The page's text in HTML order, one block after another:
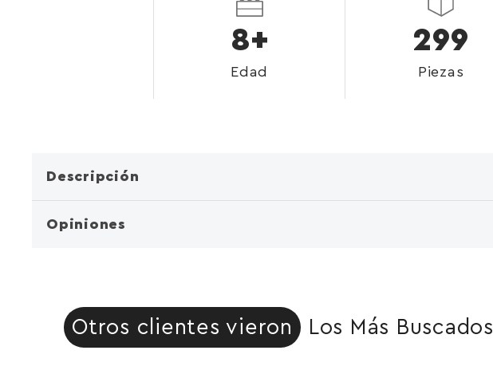
8+
Edad
299
Piezas
Descripción
Opiniones
Otros clientes vieron Los Más Buscados